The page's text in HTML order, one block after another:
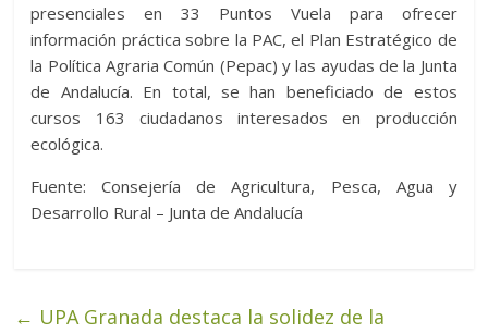
presenciales en 33 Puntos Vuela para ofrecer
información práctica sobre la PAC, el Plan Estratégico de
la Política Agraria Común (Pepac) y las ayudas de la Junta
de Andalucía. En total, se han beneficiado de estos
cursos 163 ciudadanos interesados en producción
ecológica.
Fuente: Consejería de Agricultura, Pesca, Agua y
Desarrollo Rural – Junta de Andalucía
← UPA Granada destaca la solidez de la